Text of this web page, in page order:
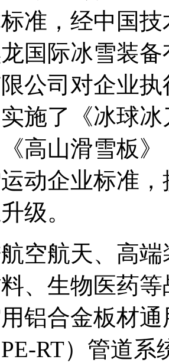
准，经中国
国际冰雪装
公司对企业
施了《冰球
高山滑雪板
动企业标准
级。
空航天、高
、生物医药
铝合金板材
RT）管道